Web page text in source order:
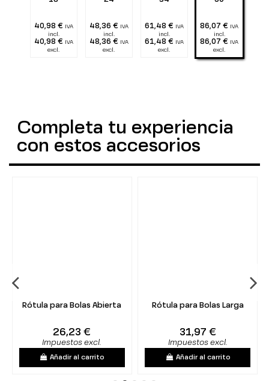
40,98 €
IVA
incl.
40,98 €
IVA
excl.
48,36 €
IVA
incl.
48,36 €
IVA
excl.
61,48 €
IVA
incl.
61,48 €
IVA
excl.
86,07 €
IVA
incl.
86,07 €
IVA
excl.
Completa tu experiencia
con estos accesorios
Rótula para Bolas Abierta
26,23 €
Impuestos excl.
Añadir al carrito
Rótula para Bolas Larga
31,97 €
Impuestos excl.
Añadir al carrito